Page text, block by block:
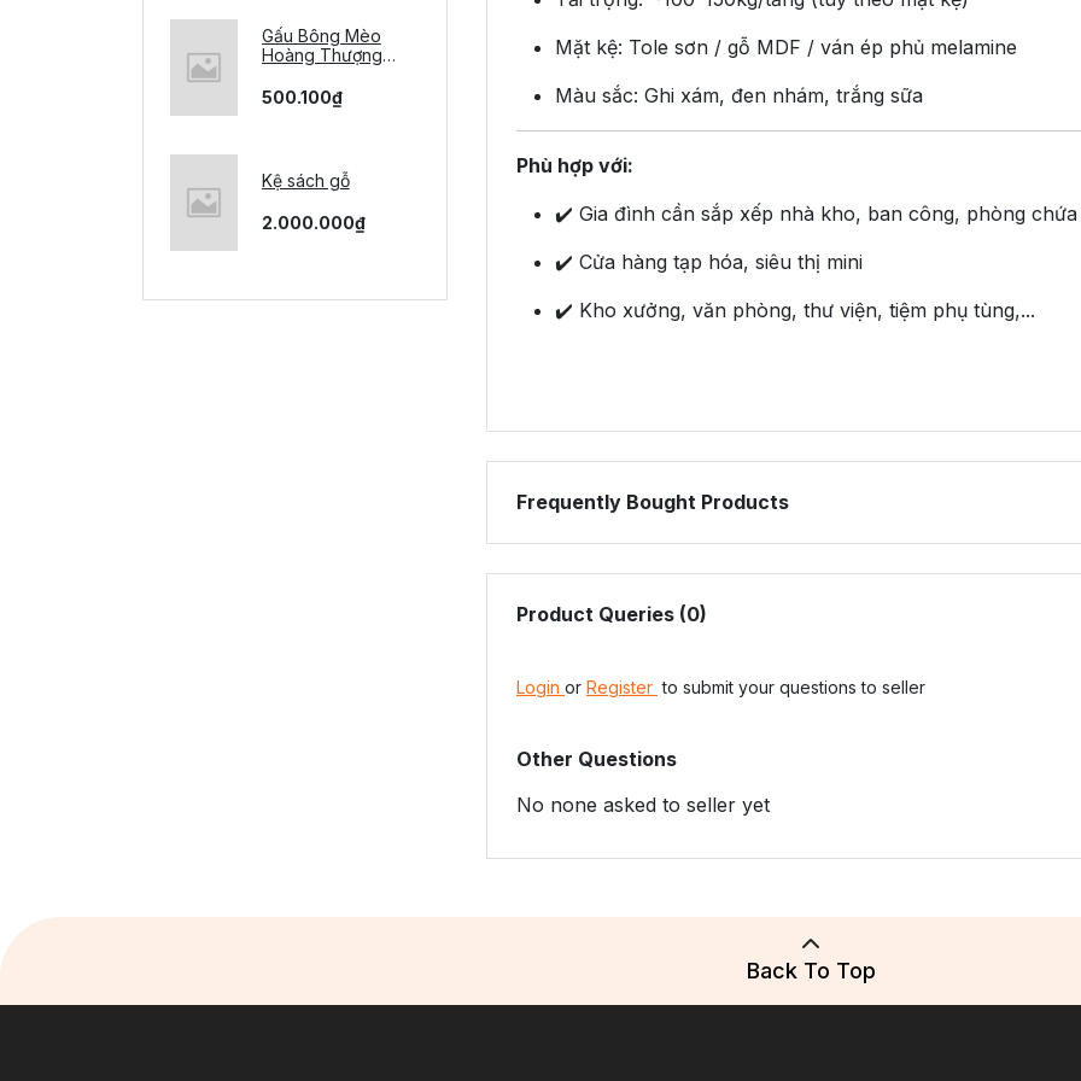
Gấu Bông Mèo
Hoàng Thượng
500.100₫
Kệ sách gỗ
2.000.000₫
Mặt kệ: Tole sơn / gỗ MDF / ván ép phủ melamine
Màu sắc: Ghi xám, đen nhám, trắng sữa
Phù hợp với:
✔️ Gia đình cần sắp xếp nhà kho, ban công, phòng
✔️ Cửa hàng tạp hóa, siêu thị mini
✔️ Kho xưởng, văn phòng, thư viện, tiệm phụ tùng,...
Frequently Bought Products
Product Queries (0)
Login or Register to submit your questions to seller
Other Questions
No none asked to seller yet
Back To Top